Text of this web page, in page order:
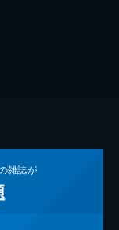
雑誌が